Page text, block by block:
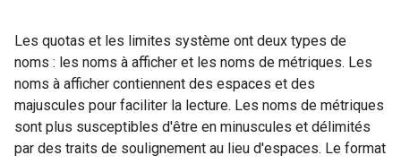
Les quotas et les limites système ont deux types de
noms : les noms à afficher et les noms de métriques. Les
noms à afficher contiennent des espaces et des
majuscules pour faciliter la lecture. Les noms de métriques
sont plus susceptibles d'être en minuscules et délimités
par des traits de soulignement au lieu d'espaces. Le format